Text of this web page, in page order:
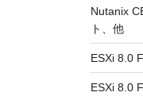
Nutanix
ト、他
ESXi 8.0
ESXi 8.0